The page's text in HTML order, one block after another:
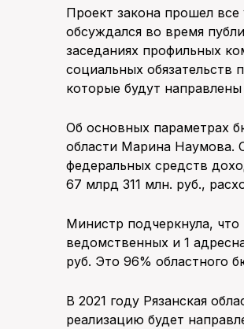
Проект закона прошел
обсуждался во время
заседаниях профильных
социальных
которые будут
Об основных параметрах
области Марина Наумова.
федеральных средств
67 млрд 311 млн. руб.,
Министр подчеркнула, что
ведомственных и 1
руб. Это 96% областного
В 2021 году Рязанская
реализацию будет